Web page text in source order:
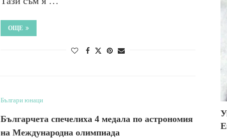
ОЩЕ
Българи юнаци
Българчета спечелиха 4 медала по астрономия
на Международна олимпиада